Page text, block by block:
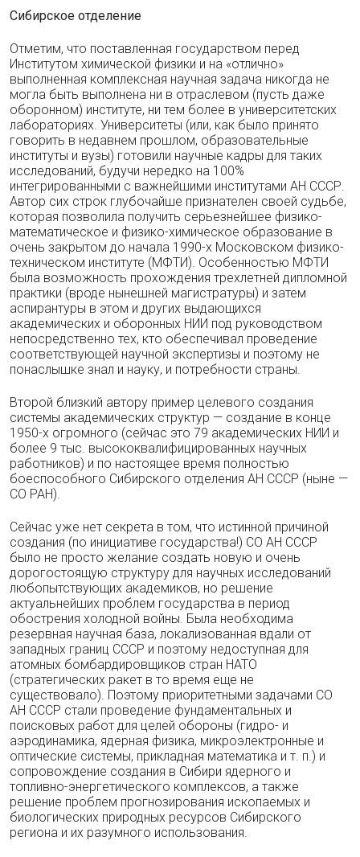
Сибирское отделение
Отметим, что поставленная государством перед
Институтом химической физики и на «отлично»
выполненная комплексная научная задача никогда не
могла быть выполнена ни в отраслевом (пусть даже
оборонном) институте, ни тем более в университетских
лабораториях. Университеты (или, как было принято
говорить в недавнем прошлом, образовательные
институты и вузы) готовили научные кадры для таких
исследований, будучи нередко на 100%
интегрированными с важнейшими институтами АН СССР.
Автор сих строк глубочайше признателен своей судьбе,
которая позволила получить серьезнейшее физико-
математическое и физико-химическое образование в
очень закрытом до начала 1990-х Московском физико-
техническом институте (МФТИ). Особенностью МФТИ
была возможность прохождения трехлетней дипломной
практики (вроде нынешней магистратуры) и затем
аспирантуры в этом и других выдающихся
академических и оборонных НИИ под руководством
непосредственно тех, кто обеспечивал проведение
соответствующей научной экспертизы и поэтому не
понаслышке знал и науку, и потребности страны.
Второй близкий автору пример целевого создания
системы академических структур — создание в конце
1950-х огромного (сейчас это 79 академических НИИ и
более 9 тыс. высококвалифицированных научных
работников) и по настоящее время полностью
боеспособного Сибирского отделения АН СССР (ныне —
СО РАН).
Сейчас уже нет секрета в том, что истинной причиной
создания (по инициативе государства!) СО АН СССР
было не просто желание создать новую и очень
дорогостоящую структуру для научных исследований
любопытствующих академиков, но решение
актуальнейших проблем государства в период
обострения холодной войны. Была необходима
резервная научная база, локализованная вдали от
западных границ СССР и поэтому недоступная для
атомных бомбардировщиков стран НАТО
(стратегических ракет в то время еще не
существовало). Поэтому приоритетными задачами СО
АН СССР стали проведение фундаментальных и
поисковых работ для целей обороны (гидро- и
аэродинамика, ядерная физика, микроэлектронные и
оптические системы, прикладная математика и т. п.) и
сопровождение создания в Сибири ядерного и
топливно-энергетического комплексов, а также
решение проблем прогнозирования ископаемых и
биологических природных ресурсов Сибирского
региона и их разумного использования.